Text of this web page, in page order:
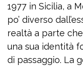
1977 in Sicilia, a
po’ diverso
realtà a parte
una sua identità
di passaggio. La